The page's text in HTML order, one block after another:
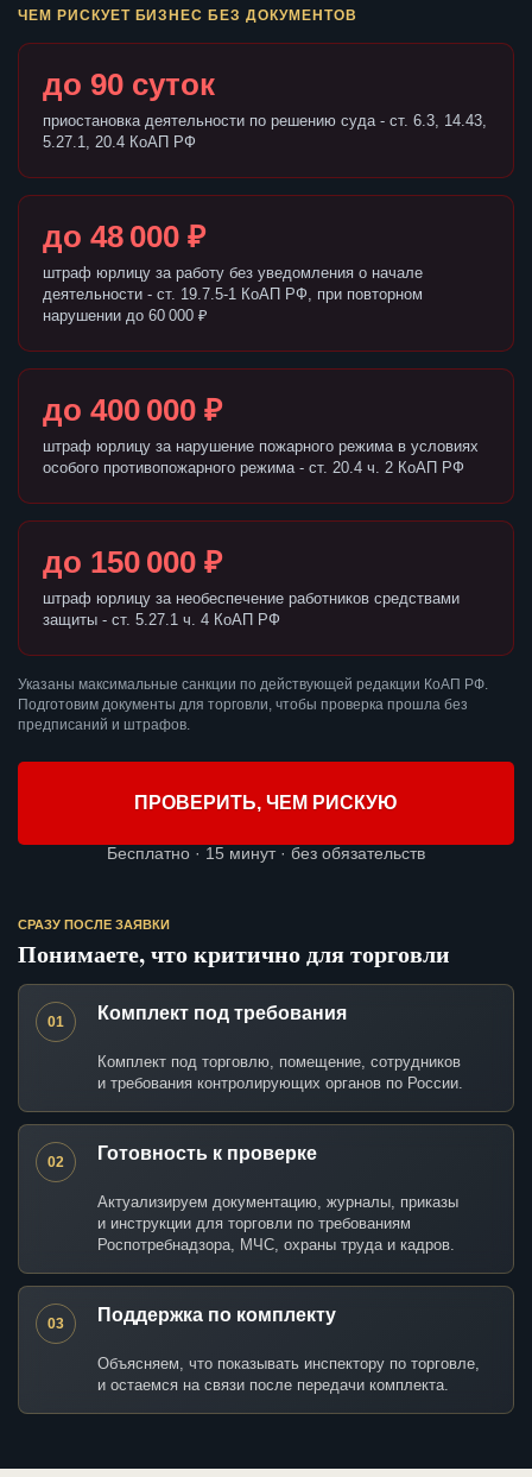
ЧЕМ РИСКУЕТ БИЗНЕС БЕЗ ДОКУМЕНТОВ
до 90 суток
приостановка деятельности по решению суда - ст. 6.3, 14.43,
5.27.1, 20.4 КоАП РФ
до 48 000 ₽
штраф юрлицу за работу без уведомления о начале
деятельности - ст. 19.7.5-1 КоАП РФ, при повторном
нарушении до 60 000 ₽
до 400 000 ₽
штраф юрлицу за нарушение пожарного режима в условиях
особого противопожарного режима - ст. 20.4 ч. 2 КоАП РФ
до 150 000 ₽
штраф юрлицу за необеспечение работников средствами
защиты - ст. 5.27.1 ч. 4 КоАП РФ
Указаны максимальные санкции по действующей редакции КоАП РФ.
Подготовим документы для торговли, чтобы проверка прошла без
предписаний и штрафов.
ПРОВЕРИТЬ, ЧЕМ РИСКУЮ
Бесплатно · 15 минут · без обязательств
СРАЗУ ПОСЛЕ ЗАЯВКИ
Понимаете, что критично для торговли
01 Комплект под требования
Комплект под торговлю, помещение, сотрудников
и требования контролирующих органов по России.
02 Готовность к проверке
Актуализируем документацию, журналы, приказы
и инструкции для торговли по требованиям
Роспотребнадзора, МЧС, охраны труда и кадров.
03 Поддержка по комплекту
Объясняем, что показывать инспектору по торговле,
и остаемся на связи после передачи комплекта.